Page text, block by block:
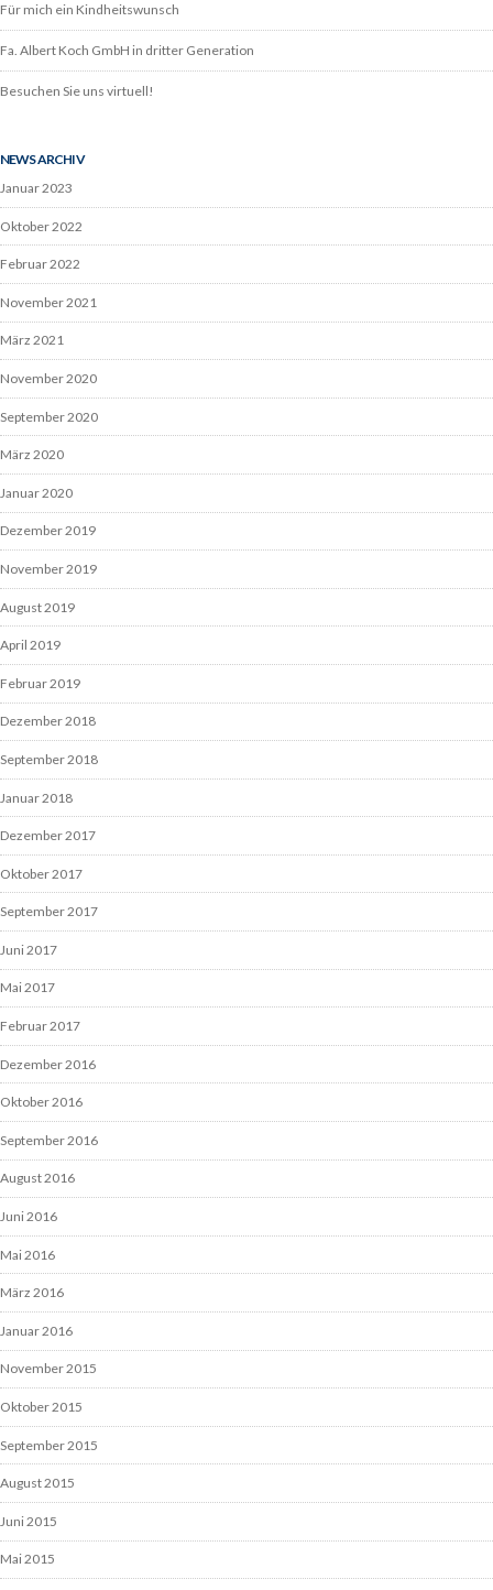
Für mich ein Kindheitswunsch
Fa. Albert Koch GmbH in dritter Generation
Besuchen Sie uns virtuell!
NEWS ARCHIV
Januar 2023
Oktober 2022
Februar 2022
November 2021
März 2021
November 2020
September 2020
März 2020
Januar 2020
Dezember 2019
November 2019
August 2019
April 2019
Februar 2019
Dezember 2018
September 2018
Januar 2018
Dezember 2017
Oktober 2017
September 2017
Juni 2017
Mai 2017
Februar 2017
Dezember 2016
Oktober 2016
September 2016
August 2016
Juni 2016
Mai 2016
März 2016
Januar 2016
November 2015
Oktober 2015
September 2015
August 2015
Juni 2015
Mai 2015